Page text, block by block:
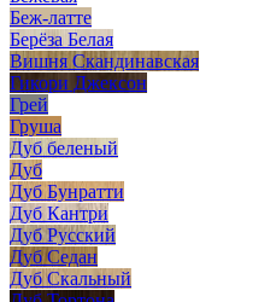
Беж-латте
Берёза Белая
Вишня Скандинавская
Гикори Джексон
Грей
Груша
Дуб беленый
Дуб
Дуб Бунратти
Дуб Кантри
Дуб Русский
Дуб Седан
Дуб Скальный